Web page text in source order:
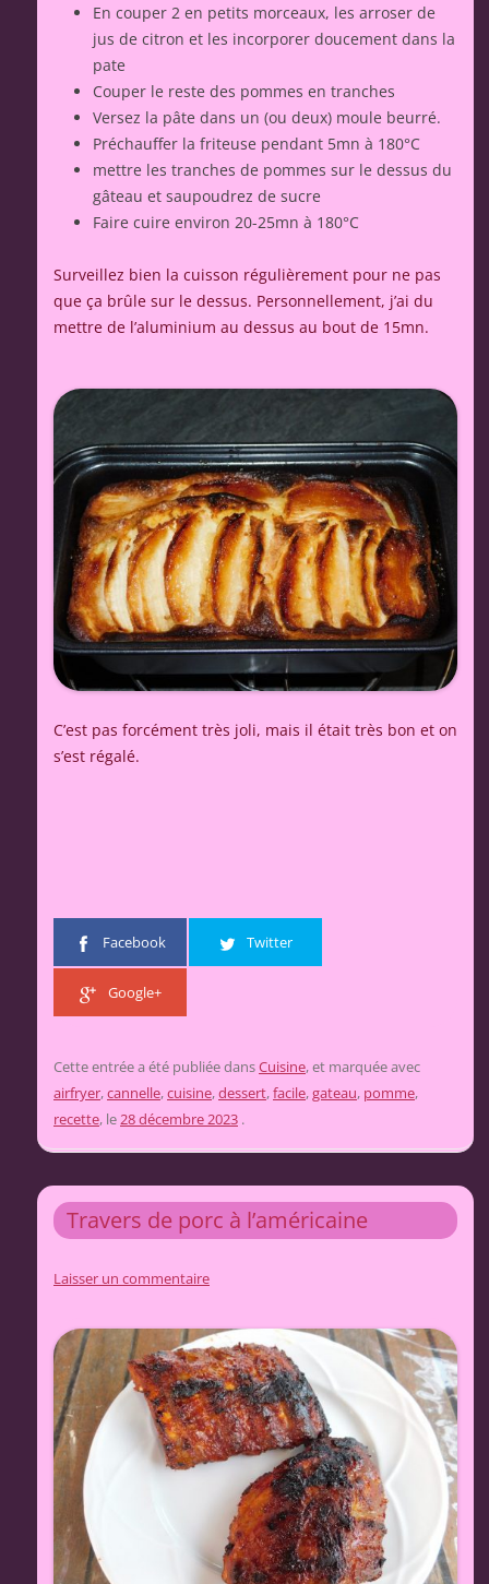
En couper 2 en petits morceaux, les arroser de
jus de citron et les incorporer doucement dans la
pate
Couper le reste des pommes en tranches
Versez la pâte dans un (ou deux) moule beurré.
Préchauffer la friteuse pendant 5mn à 180°C
mettre les tranches de pommes sur le dessus du
gâteau et saupoudrez de sucre
Faire cuire environ 20-25mn à 180°C
Surveillez bien la cuisson régulièrement pour ne pas
que ça brûle sur le dessus. Personnellement, j’ai du
mettre de l’aluminium au dessus au bout de 15mn.
C’est pas forcément très joli, mais il était très bon et on
s’est régalé.
Facebook Twitter
Google+
Cette entrée a été publiée dansCuisine, et marquée avec
airfryer,cannelle,cuisine,dessert,facile,gateau, pomme,
recette, le28 décembre 2023 .
Travers de porc à l’américaine
Laisser un commentaire